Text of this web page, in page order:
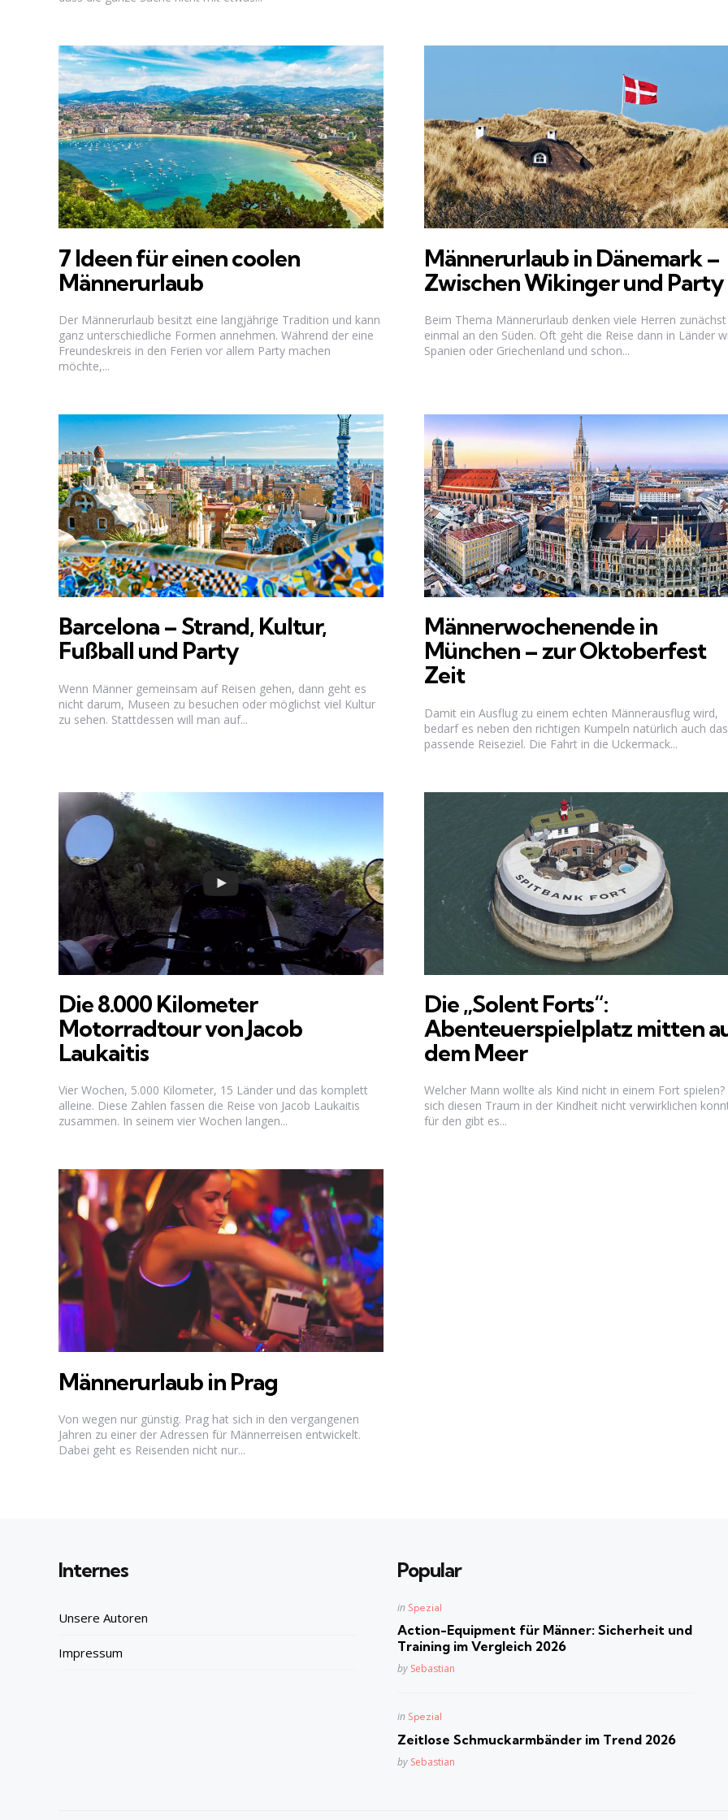
7 Ideen für einen coolen
Männerurlaub
Der Männerurlaub besitzt eine langjährige Tradition und kann
ganz unterschiedliche Formen annehmen. Während der eine
Freundeskreis in den Ferien vor allem Party machen
möchte,...
Männerurlaub in Dänemark –
Zwischen Wikinger und Party
Beim Thema Männerurlaub denken viele Herren zunächst
einmal an den Süden. Oft geht die Reise dann in Länder
Spanien oder Griechenland und schon...
Barcelona – Strand, Kultur,
Fußball und Party
Wenn Männer gemeinsam auf Reisen gehen, dann geht es
nicht darum, Museen zu besuchen oder möglichst viel Kultur
zu sehen. Stattdessen will man auf...
Männerwochenende in
München – zur Oktoberfest
Zeit
Damit ein Ausflug zu einem echten Männerausflug wird,
bedarf es neben den richtigen Kumpeln natürlich auch das
passende Reiseziel. Die Fahrt in die Uckermack...
Die 8.000 Kilometer
Motorradtour von Jacob
Laukaitis
Vier Wochen, 5.000 Kilometer, 15 Länder und das komplett
alleine. Diese Zahlen fassen die Reise von Jacob Laukaitis
zusammen. In seinem vier Wochen langen...
Die „Solent Forts“:
Abenteuerspielplatz mitten
dem Meer
Welcher Mann wollte als Kind nicht in einem Fort spielen?
sich diesen Traum in der Kindheit nicht verwirklichen
für den gibt es...
Männerurlaub in Prag
Von wegen nur günstig. Prag hat sich in den vergangenen
Jahren zu einer der Adressen für Männerreisen entwickelt.
Dabei geht es Reisenden nicht nur...
Internes
Unsere Autoren
Impressum
Popular
Posted
in Spezial
Action-Equipment für Männer: Sicherheit und
Training im Vergleich 2026
Posted
by Sebastian
Posted
in Spezial
Zeitlose Schmuckarmbänder im Trend 2026
Posted
by Sebastian